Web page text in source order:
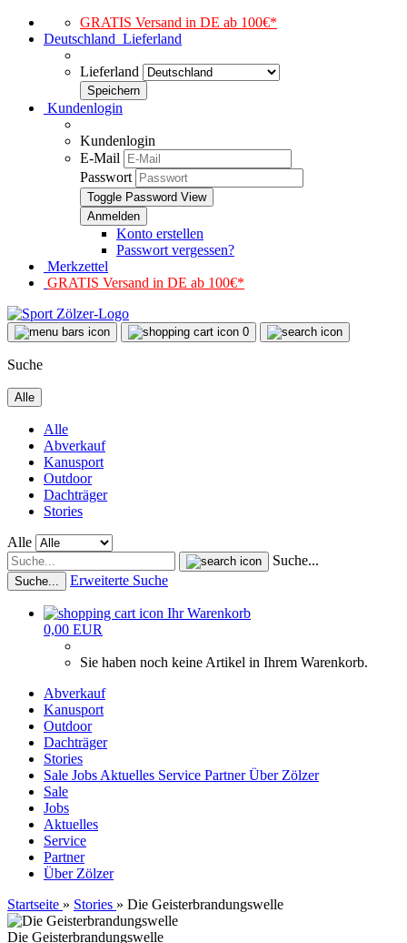
GRATIS Versand in DE ab 100€*
Deutschland Lieferland
Lieferland
Kundenlogin
Kundenlogin
E-Mail
Passwort
Toggle Password View
Konto erstellen
Passwort vergessen?
Merkzettel
GRATIS Versand in DE ab 100€*
0
Suche
Alle
Alle
Abverkauf
Kanusport
Outdoor
Dachträger
Stories
Alle
Suche...
Suche... Erweiterte Suche
Ihr Warenkorb
0,00 EUR
Sie haben noch keine Artikel in Ihrem Warenkorb.
Abverkauf
Kanusport
Outdoor
Dachträger
Stories
Sale Jobs Aktuelles Service PartnerÜber Zölzer
Sale
Jobs
Aktuelles
Service
Partner
Über Zölzer
Startseite » Stories » Die Geisterbrandungswelle
Die Geisterbrandungswelle